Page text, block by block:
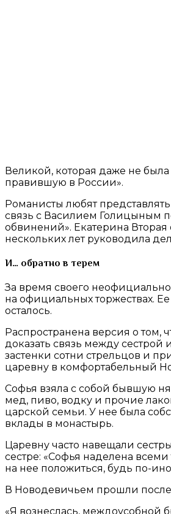
Великой, которая даже не
правившую в России».
Романисты любят
связь с Василием Голицыным
обвинений». Екатерина
нескольких лет руководила
И… обратно в терем
За время своего
на официальных торжествах.
осталось.
Распространена версия о том,
доказать связь между
застенки сотни стрельцов и
царевну в комфортабельный
Софья взяла с собой бывшую
мед, пиво, водку и прочие
царской семьи. У нее была
вклады в монастырь.
Царевну часто навещали
сестре: «Софья наделена
на нее положиться, будь по-
В Новодевичьем прошли
«Я вознеслась, междоусобной